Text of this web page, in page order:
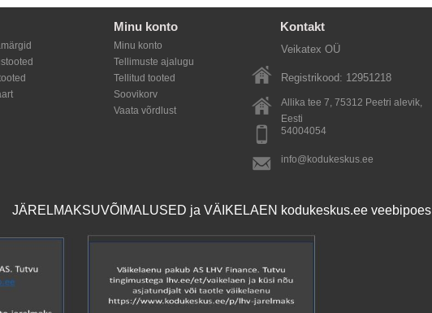
Minu konto
Minu konto
Tellimuste ajalugu
Tellitud tooted
Soovikorv
Vaata võrdlust
Kontakt
Veikatex OÜ
Registrikood: 12951218
Allika tee 7, 75312 Peetri alevik,
Eesti
54004054
info@kodukeskus.ee
JÄRELMAKSUVÕIMALUSED ja VÄIKELAEN kodukeskus.ee veebipoes